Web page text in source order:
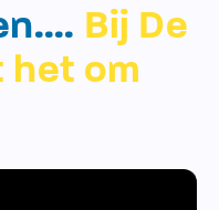
Bij De
om